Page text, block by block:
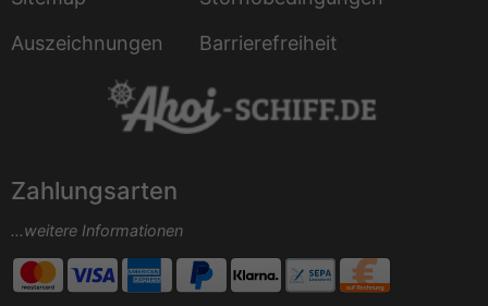
Auszeichnungen
Barrierefreiheit
Zahlungsarten
...weitere Informationen